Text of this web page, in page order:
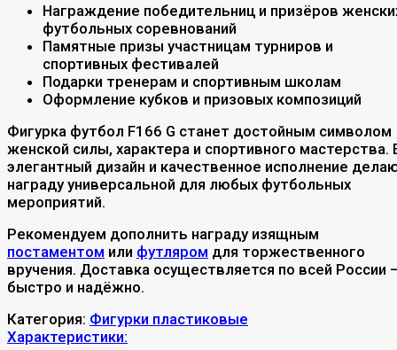
Награждение победительниц и призёров
футбольных соревнований
Памятные призы участницам турниров и
спортивных фестивалей
Подарки тренерам и спортивным школам
Оформление кубков и призовых композиций
Фигурка футбол F166 G станет достойным символом
женской силы, характера и спортивного мастерства.
элегантный дизайн и качественное исполнение
награду универсальной для любых футбольных
мероприятий.
Рекомендуем дополнить награду изящным
постаментом или футляром для торжественного
вручения. Доставка осуществляется по всей России
быстро и надёжно.
Категория: Фигурки пластиковые
Характеристики: